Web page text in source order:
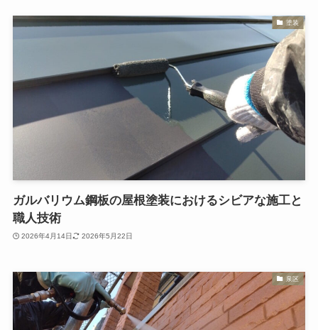
塗装
ガルバリウム鋼板の屋根塗装におけるシビアな施工と
職人技術
2026年4月14日 2026年5月22日
泉区